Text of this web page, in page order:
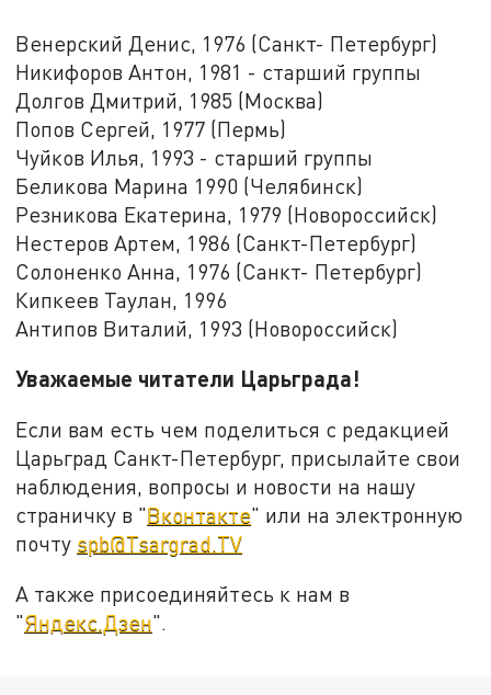
Венерский Денис, 1976 (Санкт- Петербург)
Никифоров Антон, 1981 - старший группы
Долгов Дмитрий, 1985 (Москва)
Попов Сергей, 1977 (Пермь)
Чуйков Илья, 1993 - старший группы
Беликова Марина 1990 (Челябинск)
Резникова Екатерина, 1979 (Новороссийск)
Нестеров Артем, 1986 (Санкт-Петербург)
Солоненко Анна, 1976 (Санкт- Петербург)
Кипкеев Таулан, 1996
Антипов Виталий, 1993 (Новороссийск)
Уважаемые читатели Царьграда!
Если вам есть чем поделиться с редакцией
Царьград Санкт-Петербург, присылайте свои
наблюдения, вопросы и новости на нашу
страничку в "Вконтакте" или на электронную
почту spb@Tsargrad.TV
А также присоединяйтесь к нам в
"Яндекс.Дзен".